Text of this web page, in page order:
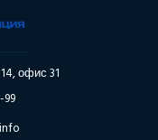
офис 31